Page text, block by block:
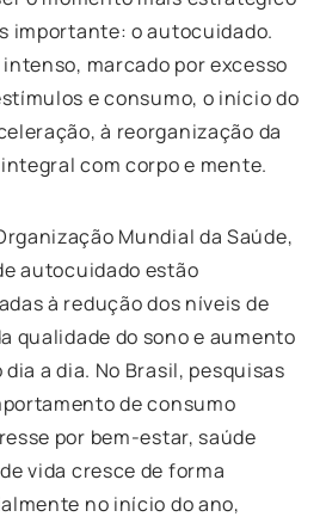
importante: o autocuidado.
marcado por excesso
e consumo, o início do
à reorganização da
com corpo e mente.
Mundial da Saúde,
autocuidado estão
à redução dos níveis de
qualidade do sono e aumento
a dia. No Brasil, pesquisas
de consumo
por bem-estar, saúde
vida cresce de forma
no início do ano,